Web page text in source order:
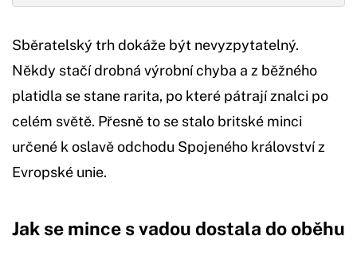
Sběratelský trh dokáže být nevyzpytatelný.
Někdy stačí drobná výrobní chyba a z běžného
platidla se stane rarita, po které pátrají znalci po
celém světě. Přesně to se stalo britské minci
určené k oslavě odchodu Spojeného království z
Evropské unie.
Jak se mince s vadou dostala do oběhu